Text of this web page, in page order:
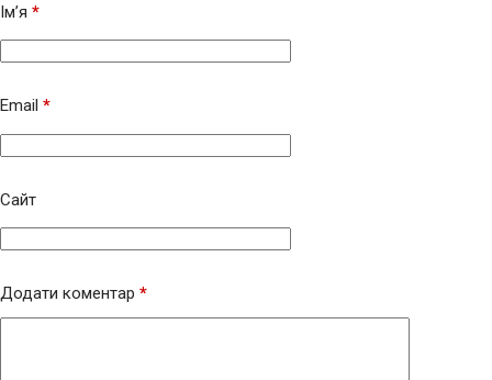
Ім’я *
Email *
Сайт
Додати коментар *